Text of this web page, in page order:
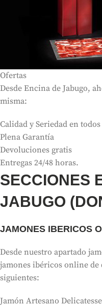
Ofertas
Desde Encina de Jabugo,
misma:
Calidad y Seriedad en
Plena Garantía
Devoluciones gratis
Entregas 24/48 horas.
SECCIONES
JABUGO
JAMONES IBERICOS
Desde nuestro apartado
jamones ibéricos online
siguientes:
Jamón Artesano